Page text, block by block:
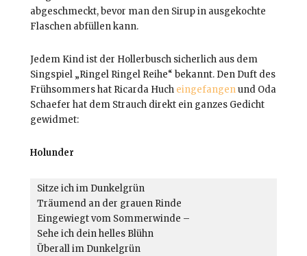
abgeschmeckt, bevor man den Sirup in ausgekochte
Flaschen abfüllen kann.
Jedem Kind ist der Hollerbusch sicherlich aus dem
Singspiel „Ringel Ringel Reihe“ bekannt. Den Duft des
Frühsommers hat Ricarda Huch eingefangenund Oda
Schaefer hat dem Strauch direkt ein ganzes Gedicht
gewidmet:
Holunder
Sitze ich im Dunkelgrün
Träumend an der grauen Rinde
Eingewiegt vom Sommerwinde –
Sehe ich dein helles Blühn
Überall im Dunkelgrün